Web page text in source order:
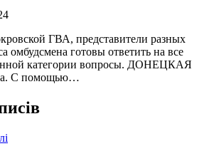
ГВА, представители разных
омбудсмена готовы ответить на все
категории вопросы. ДОНЕЦКАЯ
С помощью…